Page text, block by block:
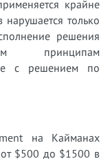
крайне
только
решения
принципам
с решением по
на Кайманах
от $500 до $1500 в